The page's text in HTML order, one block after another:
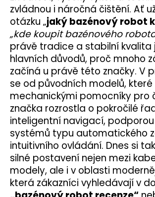
zvládnou i náročná čištění. Ať
otázku „jaký bazénový robot
„kde koupit bazénového
právě tradice a stabilní kvalita
hlavních důvodů, proč mnoho
začíná u právě této značky. V
se od původních modelů,
mechanickými pomocníky pro
značka rozrostla o pokročilé
inteligentní navigací,
systémů typu automatického
intuitivního ovládání. Dnes si
silné postavení nejen mezi
modely, ale i v oblasti
která zákazníci vyhledávají v